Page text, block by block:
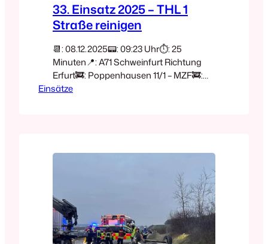
33. Einsatz 2025 – THL 1
Straße reinigen
📆: 08.12.2025📟: 09:23 Uhr⏱️: 25
Minuten📍: A71 Schweinfurt Richtung
Erfurt🚒: Poppenhausen 11/1 – MZF🚒:
Poppenhausen 47/1 – MLF🚒:
zu einem THL 1 – Straße reinigen
alarmiert.Wir rückten mit unserem MZF,
Einsätze